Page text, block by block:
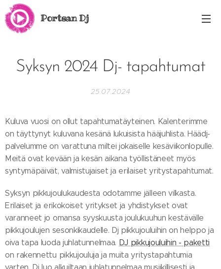
Portsan Dj
Syksyn 2024 Dj- tapahtumat
25.07.2024
Kuluva vuosi on ollut tapahtumatäyteinen. Kalenterimme
on täyttynyt kuluvana kesänä lukuisista hääjuhlista. Häädj-
palvelumme on varattuna miltei jokaiselle kesäviikonlopulle.
Meitä ovat kevään ja kesän aikana työllistäneet myös
syntymäpäivät, valmistujaiset ja erilaiset yritystapahtumat.
Syksyn pikkujoulukaudesta odotamme jälleen vilkasta.
Erilaiset ja erikokoiset yritykset ja yhdistykset ovat
varanneet jo omansa syyskuusta joulukuuhun kestävälle
pikkujoulujen sesonkikaudelle. Dj pikkujouluihin on helppo ja
oiva tapa luoda juhlatunnelmaa. DJ pikkujouluihin - paketti
on rakennettu pikkujouluja ja muita yritystapahtumia